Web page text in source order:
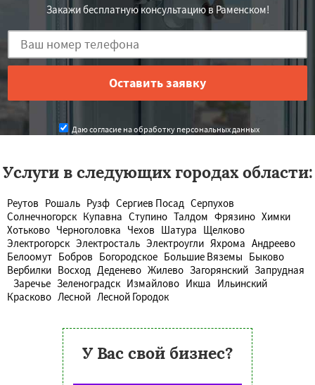
Закажи бесплатную консультацию в Раменском!
Даю согласие на обработку персональных данных
Услуги в следующих городах области:
Реутов Рошаль Рузф Сергиев Посад Серпухов
Солнечногорск Купавна Ступино Талдом Фрязино Химки
Хотьково Черноголовка Чехов Шатура Щелково
Электрогорск Электросталь Электроугли Яхрома Андреево
Белоомут Бобров Богородское Большие Вяземы Быково
Вербилки Восход Деденево Жилево Загорянский Запрудная
Заречье Зеленоградск Измайлово Икша Ильинский
Красково Лесной Лесной Городок
У Вас свой бизнес?